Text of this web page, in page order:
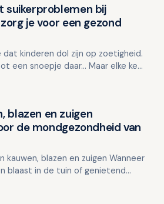
suikerproblemen bij
je voor een gezond
kinderen dol zijn op zoetigheid.
een snoepje daar... Maar elke keer
blazen en zuigen
de mondgezondheid van
kauwen, blazen en zuigen Wanneer
blaast in de tuin of genietend